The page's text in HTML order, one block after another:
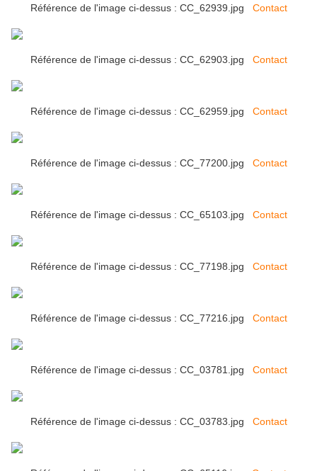
Référence de l'image ci-dessus : CC_62939.jpg Contact
Référence de l'image ci-dessus : CC_62903.jpg Contact
Référence de l'image ci-dessus : CC_62959.jpg Contact
Référence de l'image ci-dessus : CC_77200.jpg Contact
Référence de l'image ci-dessus : CC_65103.jpg Contact
Référence de l'image ci-dessus : CC_77198.jpg Contact
Référence de l'image ci-dessus : CC_77216.jpg Contact
Référence de l'image ci-dessus : CC_03781.jpg Contact
Référence de l'image ci-dessus : CC_03783.jpg Contact